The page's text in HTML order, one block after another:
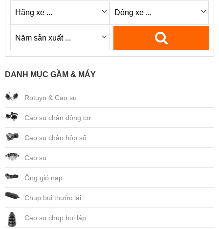
DANH MỤC GẦM & MÁY
Rotuyn & Cao su
Cao su chân động cơ
Cao su chân hộp số
Cao su
Ống gió nạp
Chụp bụi thước lái
Cao su chụp bụi láp